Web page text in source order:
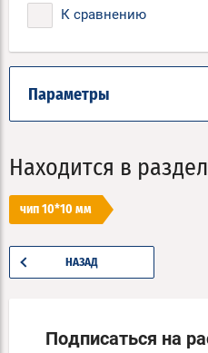
К сравнению
Параметры
Находится в
чип 10*10 мм
НАЗАД
Подписаться на